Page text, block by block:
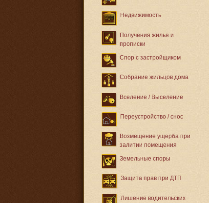
Недвижимость
Получения жилья и
прописки
Спор с застройщиком
Собрание жильцов дома
Вселение / Выселение
Переустройство / снос
Возмещение ущерба при
залитии помещения
Земельные споры
Защита прав при ДТП
Лишение водительских